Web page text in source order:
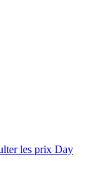
les prix Day